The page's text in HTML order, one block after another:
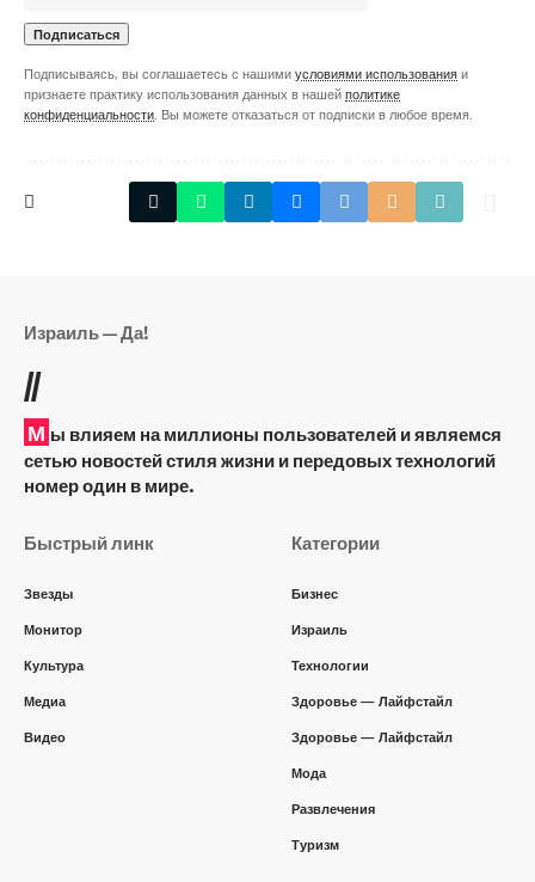
Подписываясь, вы соглашаетесь с нашими условиями использования и
признаете практику использования данных в нашей политике
конфиденциальности . Вы можете отказаться от подписки в любое время.
Израиль — Да!
//
М ы влияем на миллионы пользователей и являемся
сетью новостей стиля жизни и передовых технологий
номер один в мире.
Быстрый линк
Звезды
Монитор
Культура
Медиа
Видео
Категории
Бизнес
Израиль
Технологии
Здоровье — Лайфстайл
Здоровье — Лайфстайл
Мода
Развлечения
Туризм